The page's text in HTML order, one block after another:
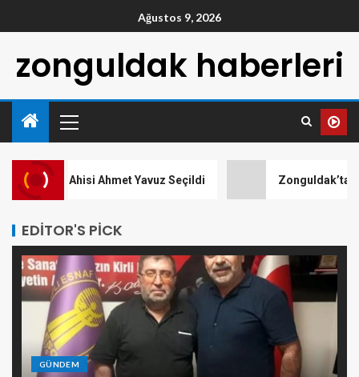
Ağustos 9, 2026
zonguldak haberleri
Ahisi Ahmet Yavuz Seçildi Zonguldak’ta
EDITOR'S PICK
GÜNDEM